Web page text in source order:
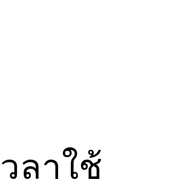
ลาใช้